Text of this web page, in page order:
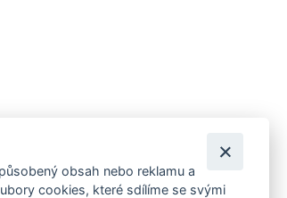
kulturní a sportovní akce?
obsah nebo reklamu a
cookies, které sdílíme se svými